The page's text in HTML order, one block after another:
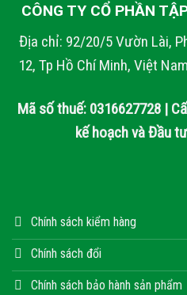
CÔNG TY CỔ PHẦN
Địa chỉ: 92/20/5 Vườn Lài,
12, Tp Hồ Chí Minh, Việt
Mã số thuế: 0316627728 |
kế hoạch và Đầu
Chính sách kiểm hàng
Chính sách đổi
Chính sách bảo hành sản phẩm